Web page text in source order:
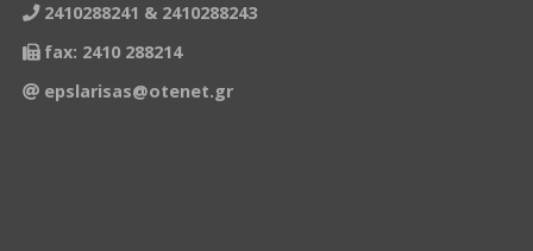
2410288241 & 2410288243
fax: 2410 288214
epslarisas@otenet.gr